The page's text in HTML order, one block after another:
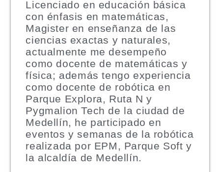
Licenciado en educación básica
con énfasis en matemáticas,
Magister en enseñanza de las
ciencias exactas y naturales,
actualmente me desempeño
como docente de matemáticas y
física; además tengo experiencia
como docente de robótica en
Parque Explora, Ruta N y
Pygmalion Tech de la ciudad de
Medellín, he participado en
eventos y semanas de la robótica
realizada por EPM, Parque Soft y
la alcaldía de Medellín.